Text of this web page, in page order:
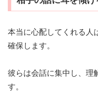
本当に心配してくれる人
確保します。
彼らは会話に集中し、理
す。